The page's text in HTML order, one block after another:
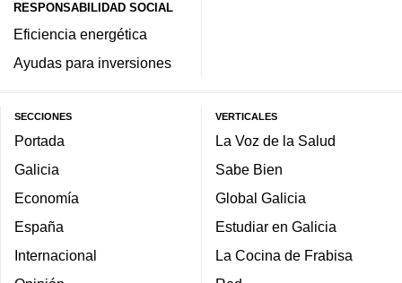
RESPONSABILIDAD SOCIAL
Eficiencia energética
Ayudas para inversiones
SECCIONES
Portada
Galicia
Economía
España
Internacional
VERTICALES
La Voz de la Salud
Sabe Bien
Global Galicia
Estudiar en Galicia
La Cocina de Frabisa